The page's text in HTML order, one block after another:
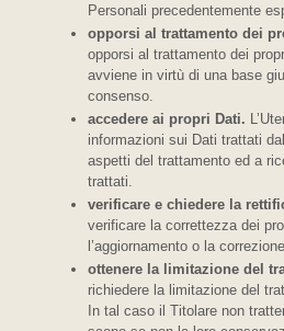
Personali precedentemente
opporsi al trattamento dei
opporsi al trattamento dei
avviene in virtù di una base
consenso.
accedere ai propri Dati.
informazioni sui Dati trattati
aspetti del trattamento ed a
trattati.
verificare e chiedere la
verificare la correttezza dei
l’aggiornamento o la
ottenere la limitazione del
richiedere la limitazione del
In tal caso il Titolare non